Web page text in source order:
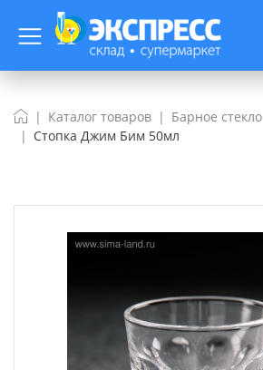
Каталог товаров Барное стекло
Стопка Джим Бим 50мл